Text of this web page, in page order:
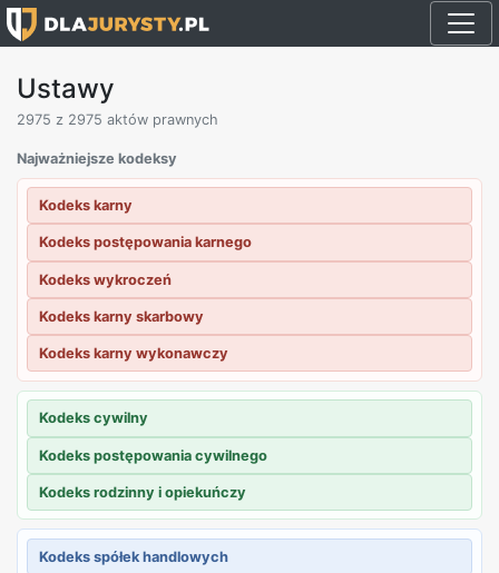
Ustawy
2975 z 2975 aktów prawnych
Najważniejsze kodeksy
Kodeks karny
Kodeks postępowania karnego
Kodeks wykroczeń
Kodeks karny skarbowy
Kodeks karny wykonawczy
Kodeks cywilny
Kodeks postępowania cywilnego
Kodeks rodzinny i opiekuńczy
Kodeks spółek handlowych